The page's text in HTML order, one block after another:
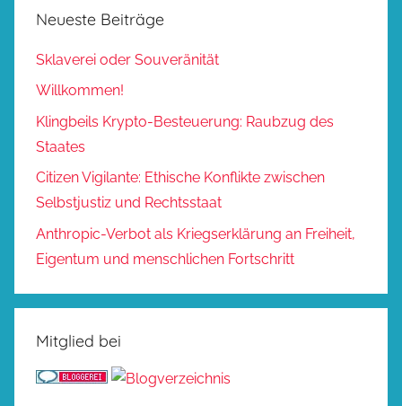
Neueste Beiträge
Sklaverei oder Souveränität
Willkommen!
Klingbeils Krypto-Besteuerung: Raubzug des
Staates
Citizen Vigilante: Ethische Konflikte zwischen
Selbstjustiz und Rechtsstaat
Anthropic-Verbot als Kriegserklärung an Freiheit,
Eigentum und menschlichen Fortschritt
Mitglied bei